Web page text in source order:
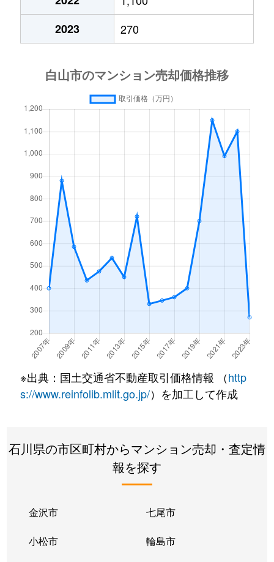
2023
270
※出典：国土交通省不動産取引価格情報 （http
s://www.reinfolib.mlit.go.jp/）を加工して作成
石川県の市区町村からマンション売却・査定情
報を探す
金沢市 七尾市
小松市 輪島市